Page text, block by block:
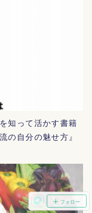
知って活かす書籍
の自分の魅せ方』
フォロー